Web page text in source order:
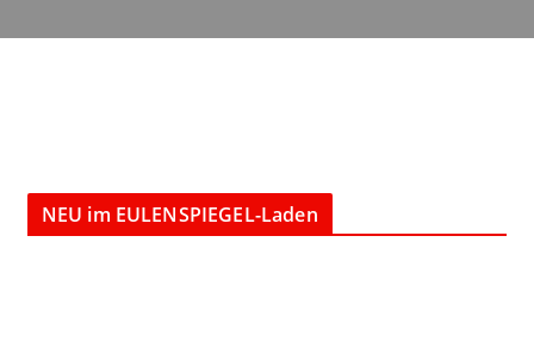
NEU im EULENSPIEGEL-Laden